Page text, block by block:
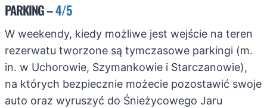
PARKING –4/5
W weekendy, kiedy możliwe jest wejście na teren
rezerwatu tworzone są tymczasowe parkingi (m.
in. w Uchorowie, Szymankowie i Starczanowie),
na których bezpiecznie możecie pozostawić swoje
auto oraz wyruszyć do Śnieżycowego Jaru